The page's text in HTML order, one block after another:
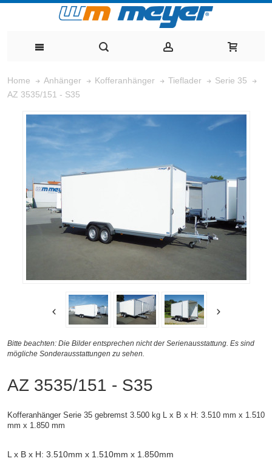
Home Anhänger Kofferanhänger Tieflader
Serie 35
AZ 3535/151 - S35
Bitte beachten: Die Bilder entsprechen nicht der Serienausstattung. Es sind
mögliche Sonderausstattungen zu sehen.
AZ 3535/151 - S35
Kofferanhänger Serie 35 gebremst 3.500 kg L x B x H: 3.510 mm x 1.510
mm x 1.850 mm
L x B x H: 3.510mm x 1.510mm x 1.850mm